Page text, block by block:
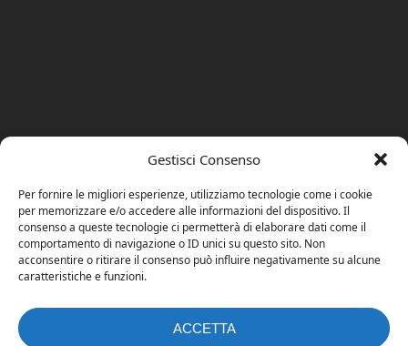
Gestisci Consenso
Per fornire le migliori esperienze, utilizziamo tecnologie come i cookie
per memorizzare e/o accedere alle informazioni del dispositivo. Il
consenso a queste tecnologie ci permetterà di elaborare dati come il
comportamento di navigazione o ID unici su questo sito. Non
acconsentire o ritirare il consenso può influire negativamente su alcune
caratteristiche e funzioni.
ACCETTA